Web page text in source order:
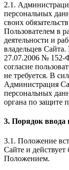
2.1.
персональных
своих
Пользователем в
деятельности и
владельцев Сайта.
27.07.2006 № 152-
согласие
не требуется. В
Администрация
персональных
органа по защите
3. Порядок ввода
3.1. Положение
Сайте и
Положением.